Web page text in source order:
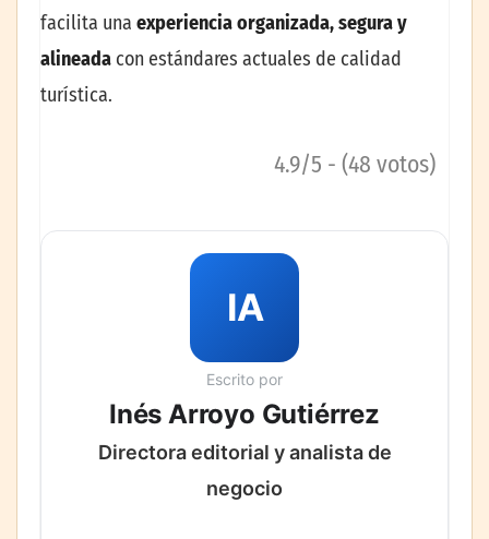
facilita una experiencia organizada, segura y
alineada con estándares actuales de calidad
turística.
4.9/5 - (48 votos)
IA
Escrito por
Inés Arroyo Gutiérrez
Directora editorial y analista de
negocio